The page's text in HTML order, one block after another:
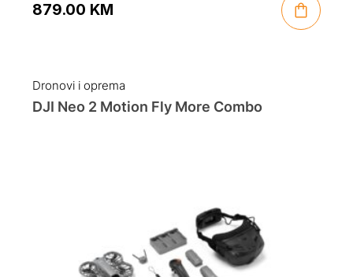
879.00 KM
Dronovi i oprema
DJI Neo 2 Motion Fly More Combo